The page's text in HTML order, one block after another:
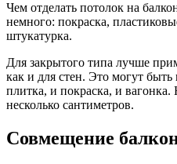
Чем отделать потолок на
немного: покраска,
штукатурка.
Для закрытого типа лучше
как и для стен. Это могут
плитка, и покраска, и
несколько сантиметров.
Совмещение